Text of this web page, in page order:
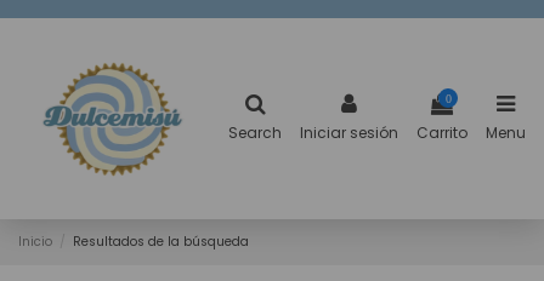
Search Iniciar sesión
0
Carrito Menu
Inicio Resultados de la búsqueda